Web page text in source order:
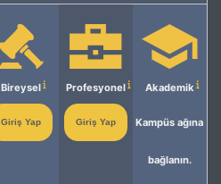
Bireysel
Giriş Yap
Profesyonel
Giriş Yap
Akademik
Kampüs ağına
bağlanın.